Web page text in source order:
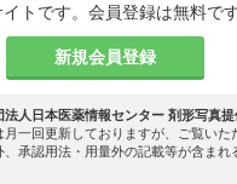
トです。会員登録は無料です
新規会員登録
人日本医薬情報センター 剤形写真
月一回更新しておりますが、ご覧い
、承認用法・用量外の記載等が含ま